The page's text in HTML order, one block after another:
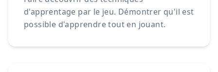
d'apprentage par le jeu. Démontrer qu'il est
possible d'apprendre tout en jouant.